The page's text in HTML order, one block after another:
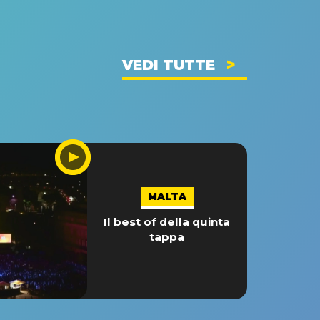
VEDI TUTTE
MALTA
Il best of della quinta
tappa